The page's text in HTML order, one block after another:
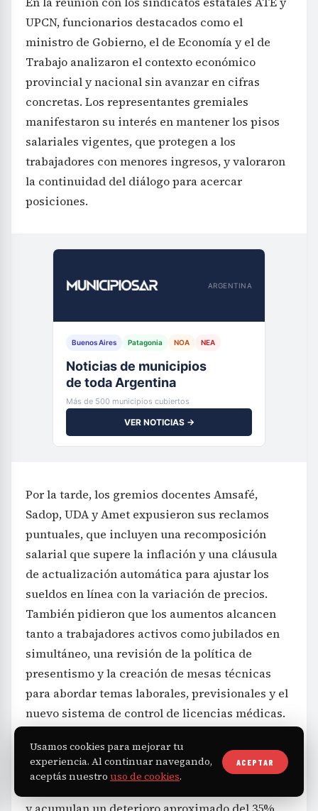
UPCN, funcionarios destacados como el
ministro de Gobierno, el de Economía y el de
Trabajo analizaron el contexto económico
provincial y nacional sin avanzar en cifras
concretas. Los representantes gremiales
manifestaron su interés en mantener los pisos
salariales vigentes, que protegen a los
trabajadores con menores ingresos, y valoraron
la continuidad del diálogo para acercar
posiciones.
ARGENTINA
Buenos Aires Patagonia NOA NEA
Noticias de municipios
de toda Argentina
Más de 500 municipios cubiertos
VER NOTICIAS →
Por la tarde, los gremios docentes Amsafé,
Sadop, UDA y Amet expusieron sus reclamos
puntuales, que incluyen una recomposición
salarial que supere la inflación y una cláusula
de actualización automática para ajustar los
sueldos en línea con la variación de precios.
También pidieron que los aumentos alcancen
tanto a trabajadores activos como jubilados en
simultáneo, una revisión de la política de
presentismo y la creación de mesas técnicas
para abordar temas laborales, previsionales y el
nuevo sistema de control de licencias médicas.
El secretario general de Amsafé señaló que los
docentes sufrieron una pérdida de poder
Usamos cookies para mejorar tu
experiencia. Al continuar navegando,
aceptás nuestro uso de cookies.
ACEPTAR